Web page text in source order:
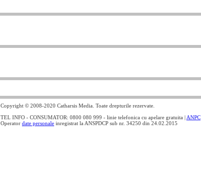
Copyright © 2008-2020 Catharsis Media. Toate drepturile rezervate.
TEL INFO - CONSUMATOR: 0800 080 999 - linie telefonica cu apelare gratuita | ANPC
Operator date personale inregistrat la ANSPDCP sub nr. 34250 din 24.02.2015